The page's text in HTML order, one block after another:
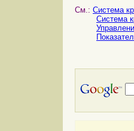
См.: Система
Система